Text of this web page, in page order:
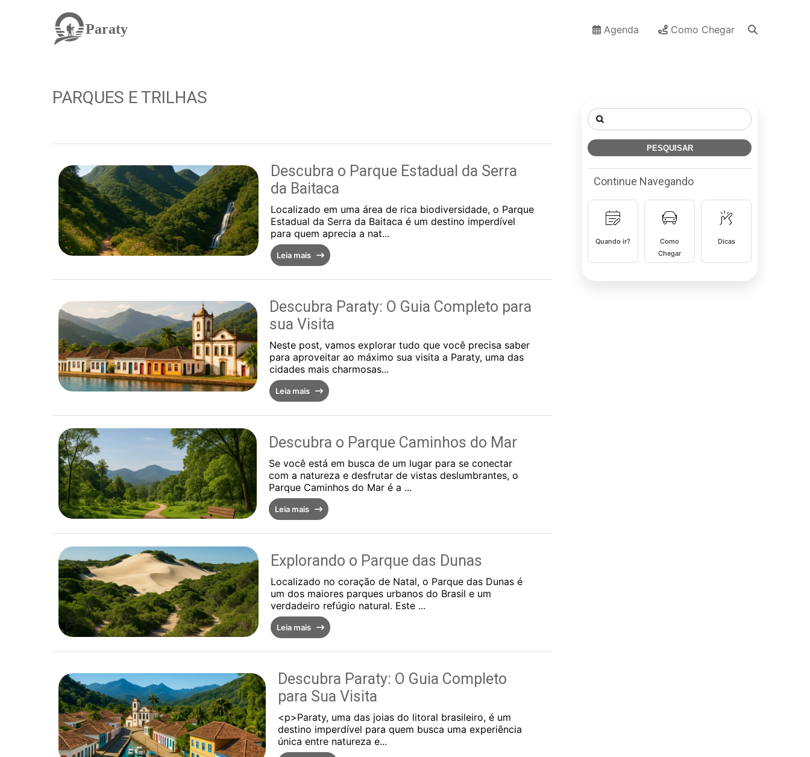
Paraty Agenda Como Chegar
PARQUES E TRILHAS
Descubra o Parque Estadual da Serra
da Baitaca
Localizado em uma área de rica biodiversidade, o Parque
Estadual da Serra da Baitaca é um destino imperdível
para quem aprecia a nat...
Leia mais
Descubra Paraty: O Guia Completo para
sua Visita
Neste post, vamos explorar tudo que você precisa saber
para aproveitar ao máximo sua visita a Paraty, uma das
cidades mais charmosas...
Leia mais
Descubra o Parque Caminhos do Mar
Se você está em busca de um lugar para se conectar
com a natureza e desfrutar de vistas deslumbrantes, o
Parque Caminhos do Mar é a ...
Leia mais
Explorando o Parque das Dunas
Localizado no coração de Natal, o Parque das Dunas é
um dos maiores parques urbanos do Brasil e um
verdadeiro refúgio natural. Este ...
Leia mais
Descubra Paraty: O Guia Completo
para Sua Visita
<p>Paraty, uma das joias do litoral brasileiro, é um
destino imperdível para quem busca uma experiência
única entre natureza e...
Pesquisar
por:
Continue Navegando
Quando ir?
Como
Chegar
Dicas